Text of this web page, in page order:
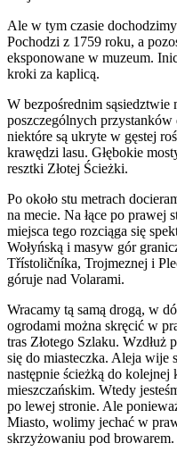
Ale w tym czasie
Pochodzi z 1759 roku, a
eksponowane w muzeum.
kroki za kaplicą.
W bezpośrednim
poszczególnych
niektóre są ukryte w gęstej
krawędzi lasu. Głębokie
resztki Złotej Ścieżki.
Po około stu metrach
na mecie. Na łące po prawej
miejsca tego rozciąga się
Wołyńską i masyw gór
Třístoličníka, Trojmeznej i
góruje nad Volarami.
Wracamy tą samą drogą, w
ogrodami można skręcić w
tras Złotego Szlaku. Wzdłuż
się do miasteczka. Aleja wije
następnie ścieżką do
mieszczańskim. Wtedy
po lewej stronie. Ale
Miasto, wolimy jechać w
skrzyżowaniu pod browarem.